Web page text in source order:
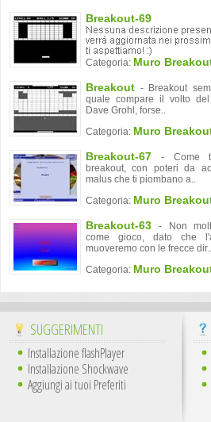
Breakout-69
Categoria: Muro
Breakout - Breakout
quale compare il volto del
Dave Grohl, forse..
Categoria: Muro
Breakout-67 - Come
breakout, con poteri da
malus che ti piombano a..
Categoria: Muro
Breakout-63 - Non
come gioco, dato che
muoveremo con le frecce dir..
Categoria: Muro
SUGGERIMENTI
Installazione flashPlayer
Installazione Shockwave
Aggiungi ai tuoi Preferiti